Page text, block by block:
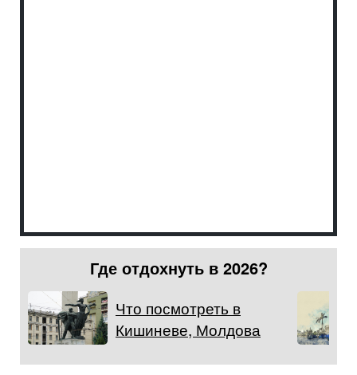
Где отдохнуть в 2026?
Что посмотреть в
Кишиневе, Молдова